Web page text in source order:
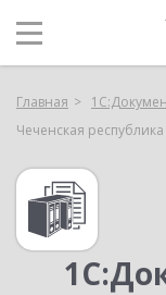
Главная
Чеченская республика